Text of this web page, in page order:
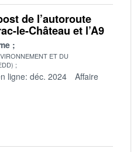
de l’autoroute
le-Château et l’A9
ET DU
ligne: déc. 2024
Affaire